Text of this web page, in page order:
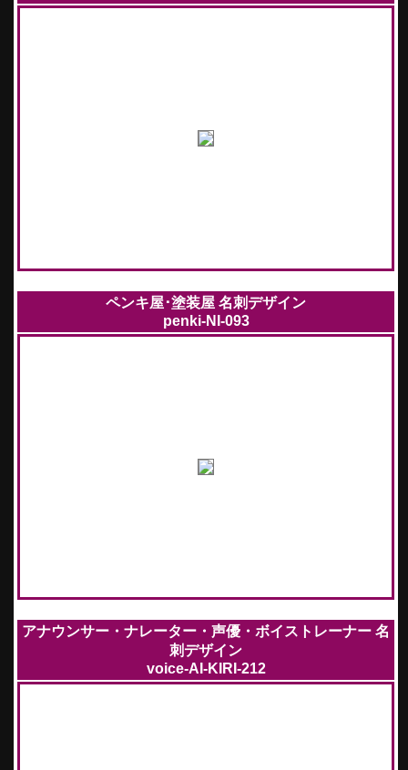
ペンキ屋･塗装屋 名刺デザイン
penki-NI-093
アナウンサー・ナレーター・声優・ボイストレーナー 名
刺デザイン
voice-AI-KIRI-212